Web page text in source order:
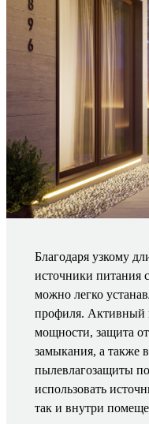
Благодаря узкому
источники питания
можно легко
профиля. Активный
мощности, защита
замыкания, а также
пылевлагозащиты
использовать
так и внутри